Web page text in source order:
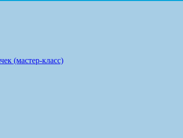
(мастер-класс)